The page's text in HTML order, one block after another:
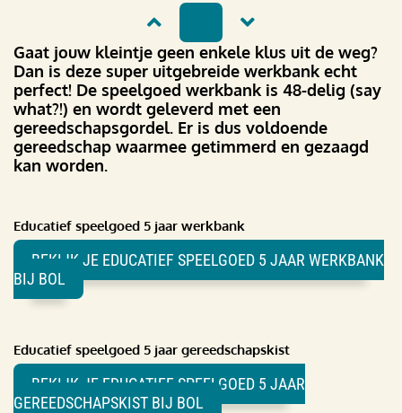
Gaat jouw kleintje geen enkele klus uit de weg?
Dan is deze super uitgebreide werkbank echt
perfect! De speelgoed werkbank is 48-delig (say
what?!) en wordt geleverd met een
gereedschapsgordel. Er is dus voldoende
gereedschap waarmee getimmerd en gezaagd
kan worden.
Educatief speelgoed 5 jaar werkbank
BEKIJK JE EDUCATIEF SPEELGOED 5 JAAR WERKBANK
BIJ BOL
Educatief speelgoed 5 jaar gereedschapskist
BEKIJK JE EDUCATIEF SPEELGOED 5 JAAR
GEREEDSCHAPSKIST BIJ BOL